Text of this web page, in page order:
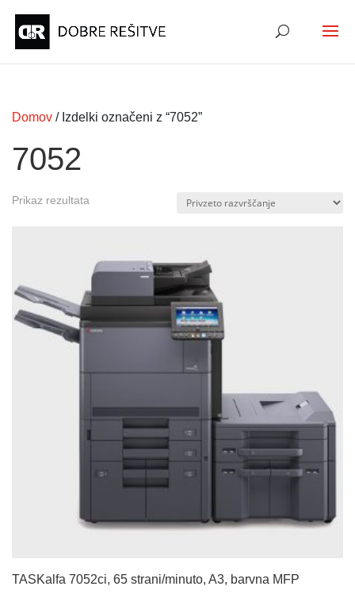
Domov / Izdelki označeni z “7052”
7052
Prikaz rezultata
TASKalfa 7052ci, 65 strani/minuto, A3, barvna MFP